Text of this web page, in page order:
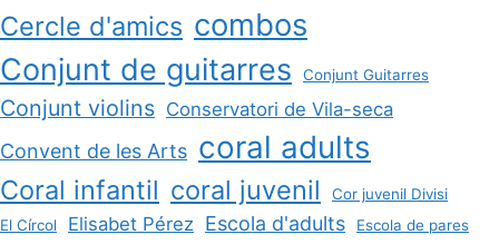
Cercle d'amics combos
Conjunt de guitarres Conjunt Guitarres
Conjunt violins Conservatori de Vila-seca
Convent de les Arts coral adults
Coral infantil coral juvenil
Cor juvenil Divisi
El Círcol
Elisabet Pérez Escola d'adults Escola de pares